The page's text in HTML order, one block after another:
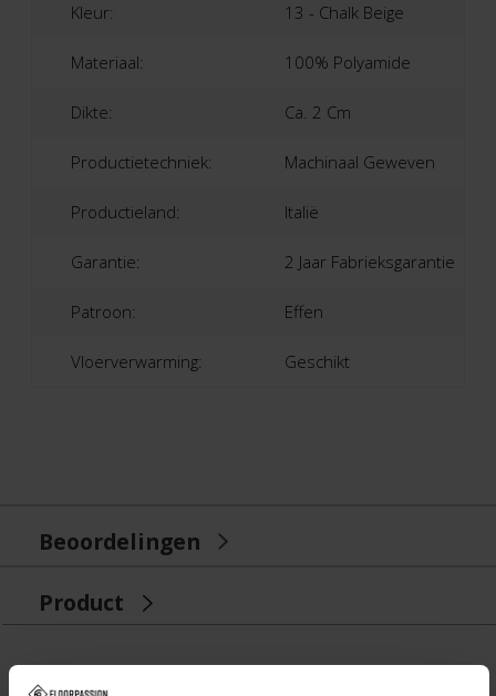
Beoordelingen
Product
Kleur: 13 - Chalk Beige
Materiaal: 100% Polyamide
Dikte: Ca. 2 Cm
Productietechniek: Machinaal Geweven
Productieland: Italië
Garantie: 2 Jaar Fabrieksgarantie
Patroon: Effen
Vloerverwarming: Geschikt